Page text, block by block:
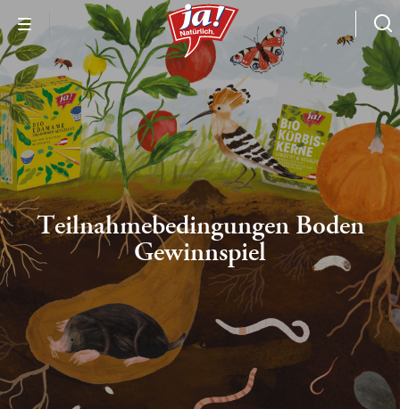
Teilnahmebedingungen Boden
Gewinnspiel